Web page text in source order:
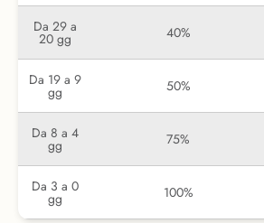
Da 29 a
20 gg 40%
Da 19 a 9
gg 50%
Da 8 a 4
gg 75%
Da 3 a 0
gg 100%